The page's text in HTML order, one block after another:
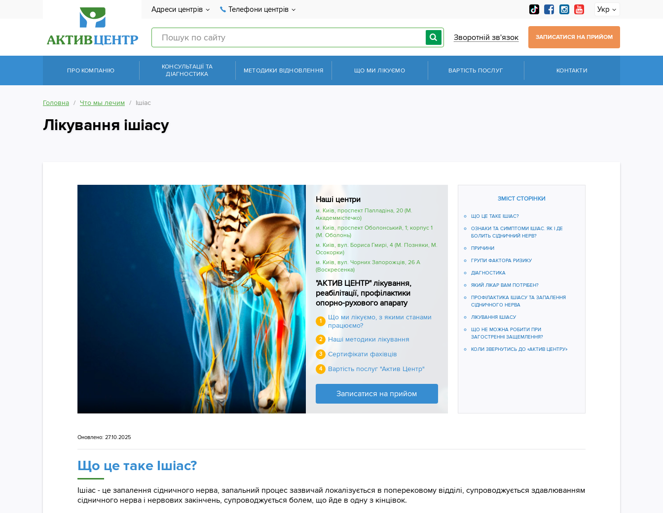
Адреси центрів Телефони центрів Укр
Зворотній зв'язок ЗАПИСАТИСЯ НА ПРИЙОМ
ПРО КОМПАНІЮ
КОНСУЛЬТАЦІЇ ТА
ДІАГНОСТИКА
МЕТОДИКИ ВІДНОВЛЕННЯ ЩО МИ ЛІКУЄМО ВАРТІСТЬ ПОСЛУГ КОНТАКТИ
Головна Что мы лечим Ішіас
Лікування ішіасу
Наші центри
м. Київ, проспект Палладіна, 20 (М.
Академмістечко)
м. Київ, проспект Оболонський, 1; корпус 1
(М. Оболонь)
м. Київ, вул. Бориса Гмирі, 4 (М. Позняки, М.
Осокорки)
м. Київ, вул. Чорних Запорожців, 26 А
(Воскресенка)
"АКТИВ ЦЕНТР" лікування,
реабілітації, профілактики
опорно-рухового апарату
1
Що ми лікуємо, з якими станами
працюємо?
2 Наші методики лікування
3 Сертифікати фахівців
4 Вартість послуг "Актив Центр"
Записатися на прийом
ЗМІСТ СТОРІНКИ
ЩО ЦЕ ТАКЕ ІШІАС?​​​​​​​
ОЗНАКИ ТА СИМПТОМИ ІШІАС. ЯК І ДЕ
БОЛИТЬ СІДНИЧНИЙ НЕРВ?
ПРИЧИНИ
ГРУПИ ФАКТОРА РИЗИКУ
ДІАГНОСТИКА
ЯКИЙ ЛІКАР ВАМ ПОТРІБЕН?
ПРОФІЛАКТИКА ІШІАСУ ТА ЗАПАЛЕННЯ
СІДНИЧНОГО НЕРВА
ЛІКУВАННЯ ІШІАСУ
ЩО НЕ МОЖНА РОБИТИ ПРИ
ЗАГОСТРЕННІ ЗАЩЕМЛЕННЯ?
КОЛИ ЗВЕРНУТИСЬ ДО «АКТИВ ЦЕНТРУ»
Оновлено: 27.10.2025
Що це таке Ішіас?​​​​​​​
Ішіас - це запалення сідничного нерва, запальний процес зазвичай локалізується в поперековому відділі, супроводжується здавлюванням
сідничного нерва і нервових закінчень, супроводжується болем, що йде в одну з кінцівок.